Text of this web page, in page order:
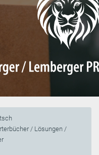
/ Lösungen /